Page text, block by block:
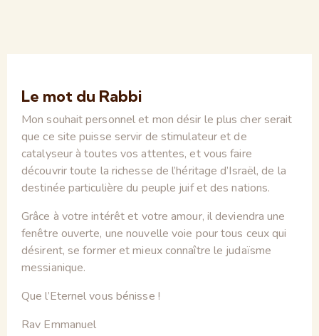
Le mot du Rabbi
Mon souhait personnel et mon désir le plus cher serait
que ce site puisse servir de stimulateur et de
catalyseur à toutes vos attentes, et vous faire
découvrir toute la richesse de l’héritage d’Israël, de la
destinée particulière du peuple juif et des nations.
Grâce à votre intérêt et votre amour, il deviendra une
fenêtre ouverte, une nouvelle voie pour tous ceux qui
désirent, se former et mieux connaître le judaïsme
messianique.
Que l’Eternel vous bénisse !
Rav Emmanuel